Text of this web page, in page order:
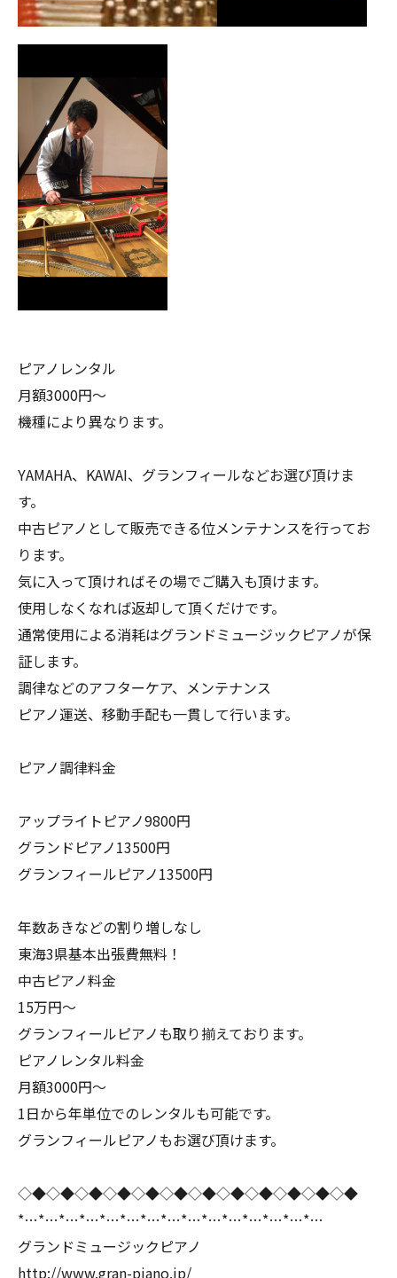
ピアノレンタル
月額3000円〜
機種により異なります。
YAMAHA、KAWAI、グランフィールなどお選び頂けま
す。
中古ピアノとして販売できる位メンテナンスを行ってお
ります。
気に入って頂ければその場でご購入も頂けます。
使用しなくなれば返却して頂くだけです。
通常使用による消耗はグランドミュージックピアノが保
証します。
調律などのアフターケア、メンテナンス
ピアノ運送、移動手配も一貫して行います。
ピアノ調律料金
アップライトピアノ9800円
グランドピアノ13500円
グランフィールピアノ13500円
年数あきなどの割り増しなし
東海3県基本出張費無料！
中古ピアノ料金
15万円〜
グランフィールピアノも取り揃えております。
ピアノレンタル料金
月額3000円〜
1日から年単位でのレンタルも可能です。
グランフィールピアノもお選び頂けます。
◇◆◇◆◇◆◇◆◇◆◇◆◇◆◇◆◇◆◇◆◇◆◇◆
*…*…*…*…*…*…*…*…*…*…*…*…*…*…*…
グランドミュージックピアノ
http://www.gran-piano.jp/